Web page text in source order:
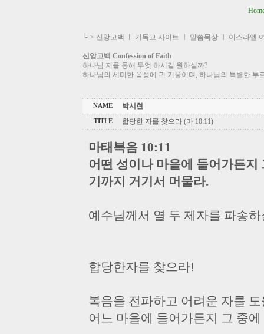
└-> 신앙고백 기독교 사이트 말씀묵상 이스라엘
신앙고백 Confession of Faith
하나님 저를 통해 무엇 하시길 원하실까?
하나님의 세미한 음성에 귀 기울이며, 하나님의 특별한 부
NAME 박시현
TITLE 합당한 자를 찾으라 (마 10:11)
마태복음 10:11
어떤 성이나 마을에 들어가든
기까지 거기서 머물라.
예수님께서 열 두 제자를 파송
합당한자를 찾으라!
복음을 전파하고 어려운 자를 도
어느 마을에 들어가든지 그 중